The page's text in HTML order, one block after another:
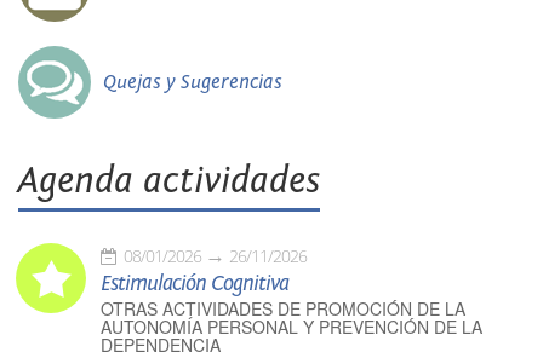
Quejas y Sugerencias
Agenda actividades
08/01/2026 26/11/2026
Estimulación Cognitiva
OTRAS ACTIVIDADES DE PROMOCIÓN DE LA
AUTONOMÍA PERSONAL Y PREVENCIÓN DE LA
DEPENDENCIA